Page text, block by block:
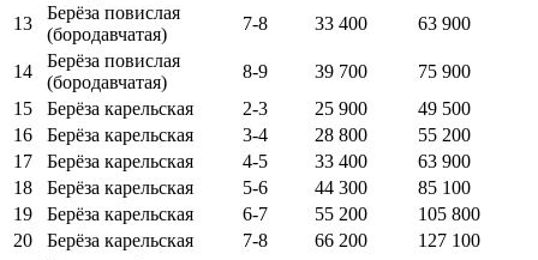
13
Берёза повислая
(бородавчатая)
7-8 33 400 63 900
14
Берёза повислая
(бородавчатая)
8-9 39 700
75 900
15
Берёза карельская 2-3 25 900
49 500
16
Берёза карельская 3-4 28 800
55 200
17
Берёза карельская 4-5 33 400
63 900
18
Берёза карельская 5-6 44 300
85 100
19
Берёза карельская 6-7 55 200
105 800
20
Берёза карельская 7-8 66 200
127 100